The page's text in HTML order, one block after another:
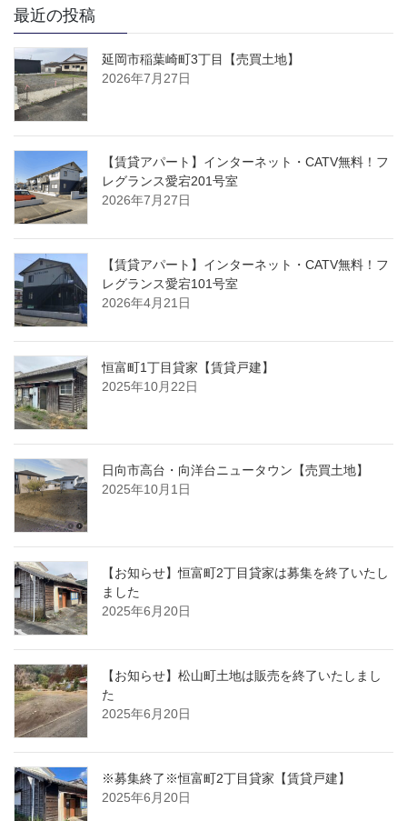
最近の投稿
延岡市稲葉崎町3丁目【売買土地】
2026年7月27日
【賃貸アパート】インターネット・CATV無料！フ
レグランス愛宕201号室
2026年7月27日
【賃貸アパート】インターネット・CATV無料！フ
レグランス愛宕101号室
2026年4月21日
恒富町1丁目貸家【賃貸戸建】
2025年10月22日
日向市高台・向洋台ニュータウン【売買土地】
2025年10月1日
【お知らせ】恒富町2丁目貸家は募集を終了いたし
ました
2025年6月20日
【お知らせ】松山町土地は販売を終了いたしまし
た
2025年6月20日
※募集終了※恒富町2丁目貸家【賃貸戸建】
2025年6月20日